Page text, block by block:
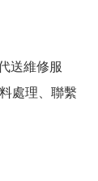
送維修服
處理、聯繫